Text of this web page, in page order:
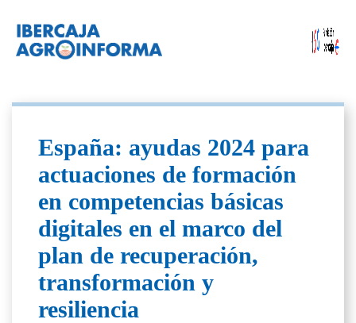
España: ayudas 2024 para
actuaciones de formación
en competencias básicas
digitales en el marco del
plan de recuperación,
transformación y
resiliencia